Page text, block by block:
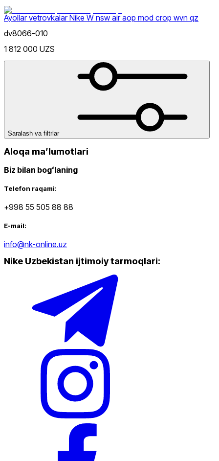
Faqat onlayn (yetkazib berish)
Ayollar vetrovkalar Nike W nsw air aop mod crop wvn qz
dv8066-010
1 812 000 UZS
Saralash va filtrlar
Aloqa maʼlumotlari
Biz bilan bogʻlaning
Telefon raqami:
+998 55 505 88 88
E-mail:
info@nk-online.uz
Nike Uzbekistan ijtimoiy tarmoqlari: